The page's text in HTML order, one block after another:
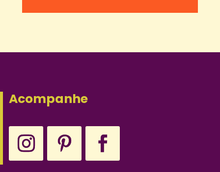
Acompanhe